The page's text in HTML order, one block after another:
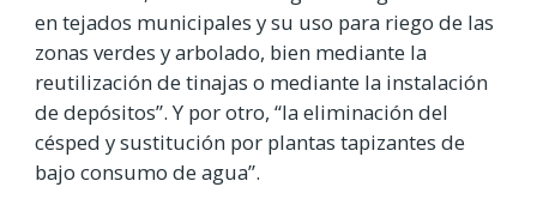
en tejados municipales y su uso para riego de las
zonas verdes y arbolado, bien mediante la
reutilización de tinajas o mediante la instalación
de depósitos”. Y por otro, “la eliminación del
césped y sustitución por plantas tapizantes de
bajo consumo de agua”.